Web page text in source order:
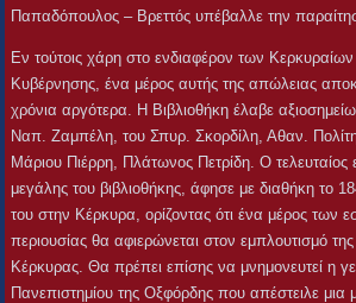
Παπαδόπουλος – Βρεττός υπέβαλλε την
Εν τούτοις χάρη στο ενδιαφέρον των
Κυβέρνησης, ένα μέρος αυτής της απώλειας
χρόνια αργότερα. Η Βιβλιοθήκη έλαβε
Nαπ. Ζαμπέλη, του Σπυρ. Σκορδίλη, Αθαν.
Μάριου Πιέρρη, Πλάτωνος Πετρίδη. Ο
μεγάλης του βιβλιοθήκης, άφησε με διαθήκη το
του στην Κέρκυρα, ορίζοντας ότι ένα μέρος των
περιουσίας θα αφιερώνεται στον εμπλουτισμό
Κέρκυρας. Θα πρέπει επίσης να μνημονευτεί η
Πανεπιστημίου της Οξφόρδης που απέστειλε μια